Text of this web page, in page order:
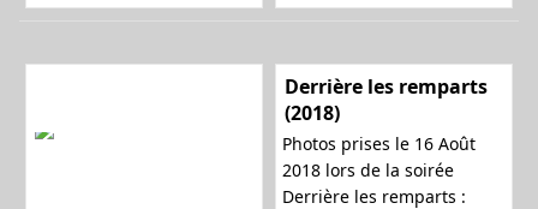
Derrière les remparts
(2018)
Photos prises le 16 Août
2018 lors de la soirée
Derrière les remparts :